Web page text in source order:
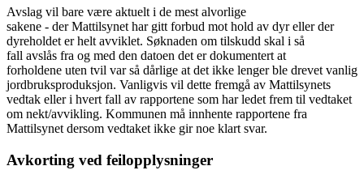
Avslag vil bare være aktuelt i de mest alvorlige
sakene - der Mattilsynet har gitt forbud mot hold av dyr eller der
dyreholdet er helt avviklet. Søknaden om tilskudd skal i så
fall avslås fra og med den datoen det er dokumentert at
forholdene uten tvil var så dårlige at det ikke lenger ble drevet vanlig
jordbruksproduksjon. Vanligvis vil dette fremgå av Mattilsynets
vedtak eller i hvert fall av rapportene som har ledet frem til vedtaket
om nekt/avvikling. Kommunen må innhente rapportene fra
Mattilsynet dersom vedtaket ikke gir noe klart svar.
Avkorting ved feilopplysninger